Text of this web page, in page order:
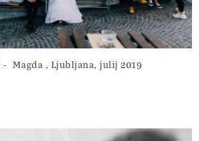
Magda , Ljubljana, julij 2019